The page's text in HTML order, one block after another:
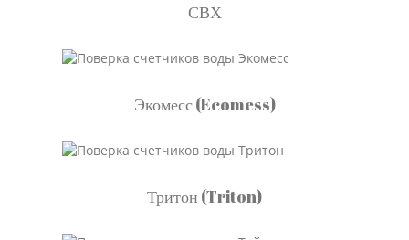
СВХ
Экомесс (Ecomess)
Тритон (Triton)